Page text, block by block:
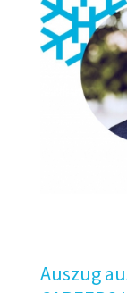
Auszug